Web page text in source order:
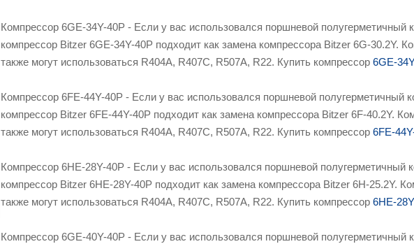
Компрессор 6GE-34Y-40P - Если у вас использовался поршневой
компрессор Bitzer 6GE-34Y-40P подходит как замена компрессора Bitzer 6G-30.2Y.
также могут использоваться R404A, R407C, R507A, R22. Купить компрессор 6GE-
Компрессор 6FE-44Y-40P - Если у вас использовался поршневой полугерметичный
компрессор Bitzer 6FE-44Y-40P подходит как замена компрессора Bitzer 6F-40.2Y.
также могут использоваться R404A, R407C, R507A, R22. Купить компрессор 6FE-
Компрессор 6HE-28Y-40P - Если у вас использовался поршневой полугерметичный
компрессор Bitzer 6HE-28Y-40P подходит как замена компрессора Bitzer 6H-25.2Y.
также могут использоваться R404A, R407C, R507A, R22. Купить компрессор 6HE-
Компрессор 6GE-40Y-40P - Если у вас использовался поршневой